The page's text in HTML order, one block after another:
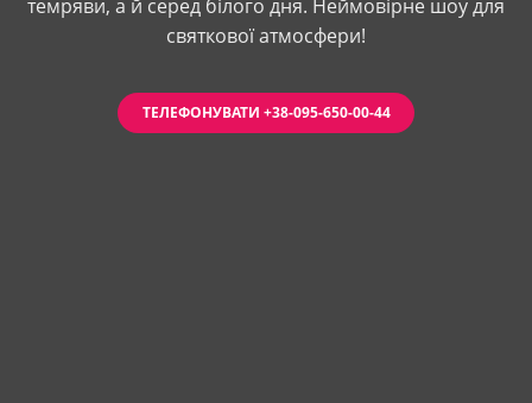
темряви, а й серед білого дня. Неймовірне шоу для
святкової атмосфери!
ТЕЛЕФОНУВАТИ +38-095-650-00-44